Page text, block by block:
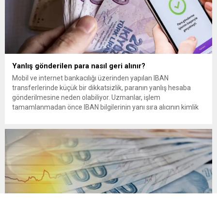
Yanlış gönderilen para nasıl geri alınır?
Mobil ve internet bankacılığı üzerinden yapılan IBAN
transferlerinde küçük bir dikkatsizlik, paranın yanlış hesaba
gönderilmesine neden olabiliyor. Uzmanlar, işlem
tamamlanmadan önce IBAN bilgilerinin yanı sıra alıcının kimlik
transferlerinde, özellikle IBAN’ın yanlış yazılması veya alıcı
bilgilerinin kontrol...